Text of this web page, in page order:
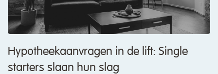
Hypotheekaanvragen in de lift: Single
starters slaan hun slag